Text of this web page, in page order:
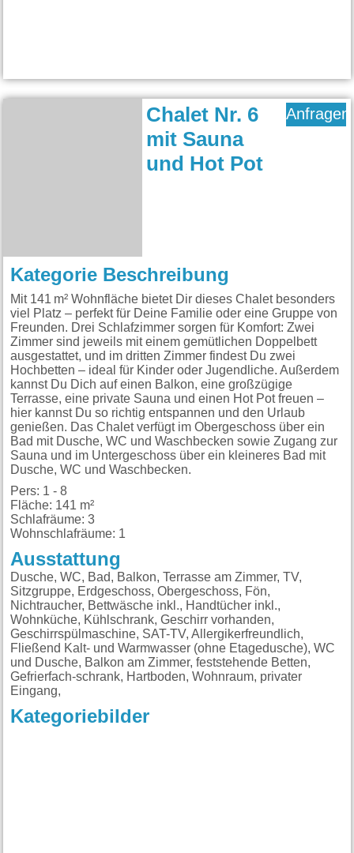
Chalet Nr. 6
mit Sauna
und Hot Pot
Anfragen
Kategorie Beschreibung
Mit 141 m² Wohnfläche bietet Dir dieses Chalet besonders
viel Platz – perfekt für Deine Familie oder eine Gruppe von
Freunden. Drei Schlafzimmer sorgen für Komfort: Zwei
Zimmer sind jeweils mit einem gemütlichen Doppelbett
ausgestattet, und im dritten Zimmer findest Du zwei
Hochbetten – ideal für Kinder oder Jugendliche. Außerdem
kannst Du Dich auf einen Balkon, eine großzügige
Terrasse, eine private Sauna und einen Hot Pot freuen –
hier kannst Du so richtig entspannen und den Urlaub
genießen. Das Chalet verfügt im Obergeschoss über ein
Bad mit Dusche, WC und Waschbecken sowie Zugang zur
Sauna und im Untergeschoss über ein kleineres Bad mit
Dusche, WC und Waschbecken.
Pers: 1 - 8
Fläche: 141 m²
Schlafräume: 3
Wohnschlafräume: 1
Ausstattung
Dusche, WC, Bad, Balkon, Terrasse am Zimmer, TV,
Sitzgruppe, Erdgeschoss, Obergeschoss, Fön,
Nichtraucher, Bettwäsche inkl., Handtücher inkl.,
Wohnküche, Kühlschrank, Geschirr vorhanden,
Geschirrspülmaschine, SAT-TV, Allergikerfreundlich,
Fließend Kalt- und Warmwasser (ohne Etagedusche), WC
und Dusche, Balkon am Zimmer, feststehende Betten,
Gefrierfach-schrank, Hartboden, Wohnraum, privater
Eingang,
Kategoriebilder